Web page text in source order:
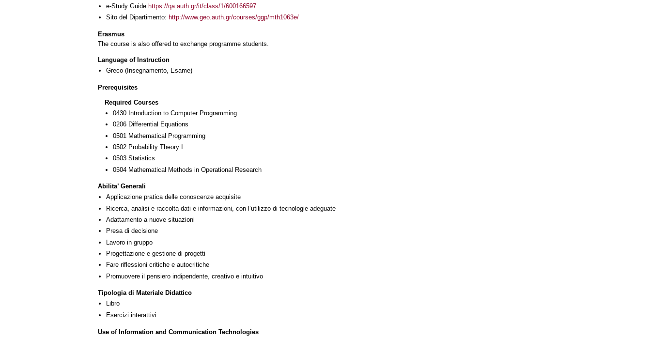
e-Study Guide https://qa.auth.gr/it/class/1/600166597
Sito del Dipartimento: http://www.geo.auth.gr/courses/ggp/mth1063e/
Erasmus
The course is also offered to exchange programme students.
Language of Instruction
Greco (Insegnamento, Esame)
Prerequisites
Required Courses
0430 Introduction to Computer Programming
0206 Differential Equations
0501 Mathematical Programming
0502 Probability Theory I
0503 Statistics
0504 Mathematical Methods in Operational Research
Abilita’ Generali
Applicazione pratica delle conoscenze acquisite
Ricerca, analisi e raccolta dati e informazioni, con l’utilizzo di tecnologie adeguate
Adattamento a nuove situazioni
Presa di decisione
Lavoro in gruppo
Progettazione e gestione di progetti
Fare riflessioni critiche e autocritiche
Promuovere il pensiero indipendente, creativo e intuitivo
Tipologia di Materiale Didattico
Libro
Esercizi interattivi
Use of Information and Communication Technologies